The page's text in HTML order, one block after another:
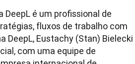
DeepL é um profissional de
fluxos de trabalho com
DeepL, Eustachy (Stan) Bielecki
com uma equipe de